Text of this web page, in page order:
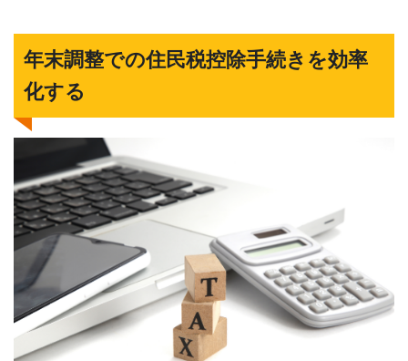
年末調整での住民税控除手続きを効率
化する